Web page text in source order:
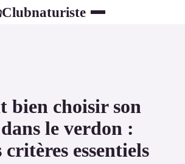
Clubnaturiste
bien choisir son
le verdon :
critères essentiels